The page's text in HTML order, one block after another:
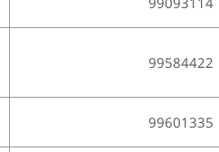
99584422
99601335